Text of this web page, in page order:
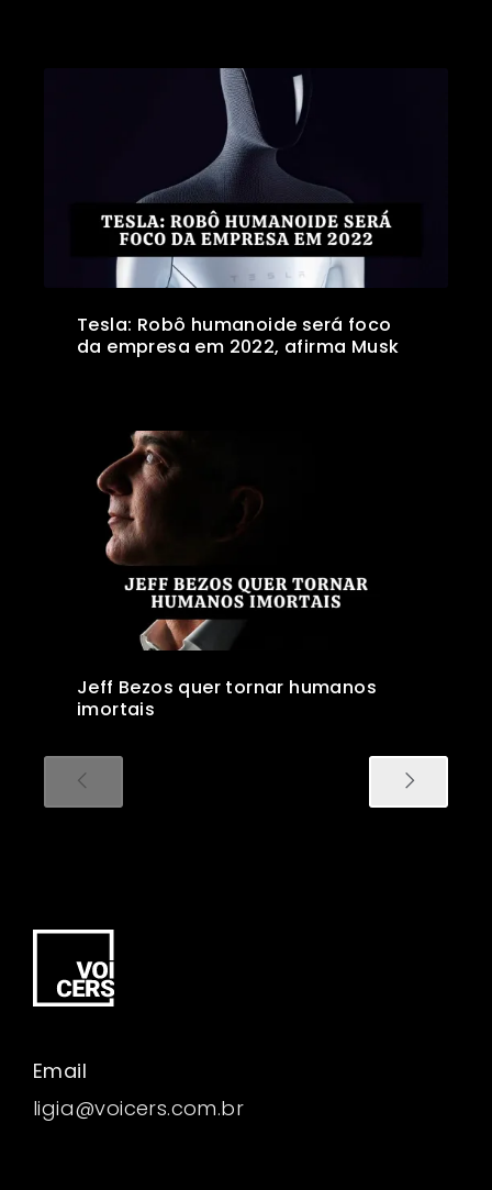
Tesla: Robô humanoide será foco
da empresa em 2022, afirma Musk
Jeff Bezos quer tornar humanos
imortais
Email
ligia@voicers.com.br